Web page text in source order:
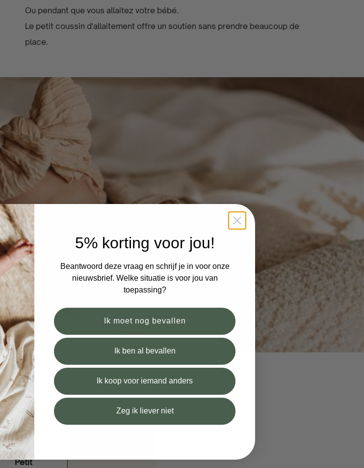
Ou pendant que vous allaitez votre bébé.
Le petit coussin d'allaitement offre un soutien sans prendre beaucoup de
place.
La différence
Coussin
d'allaitement
Petit
5% korting voor jou!
Beantwoord deze vraag en schrijf je in voor onze
nieuwsbrief. Welke situatie is voor jou van
toepassing?
Ik moet nog bevallen
Ik ben al bevallen
Ik koop voor iemand anders
Zeg ik liever niet